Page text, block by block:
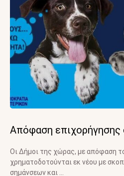
Απόφαση
Οι Δήμοι της χώρας, με απόφαση
χρηματοδοτούνται εκ νέου με
σημάνσεων και …